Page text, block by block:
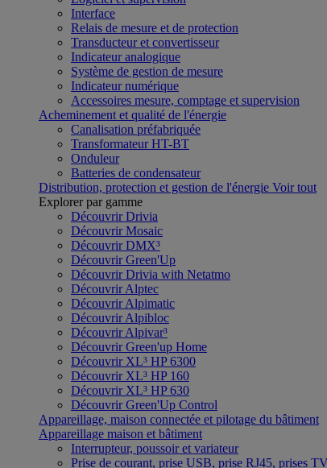
Interface
Relais de mesure et de protection
Transducteur et convertisseur
Indicateur analogique
Système de gestion de mesure
Indicateur numérique
Accessoires mesure, comptage et supervision
Acheminement et qualité de l'énergie
Canalisation préfabriquée
Transformateur HT-BT
Onduleur
Batteries de condensateur
Distribution, protection et gestion de l'énergie Voir tout
Explorer par gamme
Découvrir Drivia
Découvrir Mosaic
Découvrir DMX³
Découvrir Green'Up
Découvrir Drivia with Netatmo
Découvrir Alptec
Découvrir Alpimatic
Découvrir Alpibloc
Découvrir Alpivar³
Découvrir Green'up Home
Découvrir XL³ HP 6300
Découvrir XL³ HP 160
Découvrir XL³ HP 630
Découvrir Green'Up Control
Appareillage, maison connectée et pilotage du bâtiment
Appareillage maison et bâtiment
Interrupteur, poussoir et variateur
Prise de courant, prise USB, prise RJ45, prises